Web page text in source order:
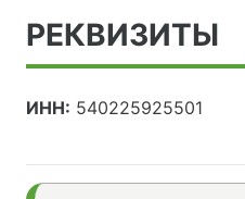
РЕКВИЗИТЫ
ИНН: 540225925501